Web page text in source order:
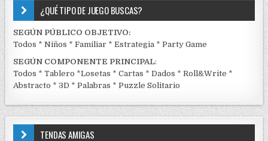
¿QUÉ TIPO DE JUEGO BUSCAS?
SEGÚN PÚBLICO OBJETIVO:
Todos *Niños *Familiar *Estrategia *Party Game
SEGÚN COMPONENTE PRINCIPAL:
Todos *Tablero *Losetas *Cartas *Dados *Roll&Write *
Abstracto *3D *Palabras *Puzzle Solitario
TENDAS AMIGAS